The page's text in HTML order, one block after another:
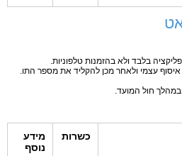
בלבד ולא בהזמנות טלפוניות.
עצמי ולאחר מכן להקליד את מספר התו.
חול המועד.
כשרות
מידע
נוסף